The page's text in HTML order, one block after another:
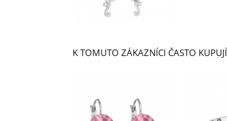
K TOMUTO ZÁKAZNÍCI ČASTO KUPUJÍ